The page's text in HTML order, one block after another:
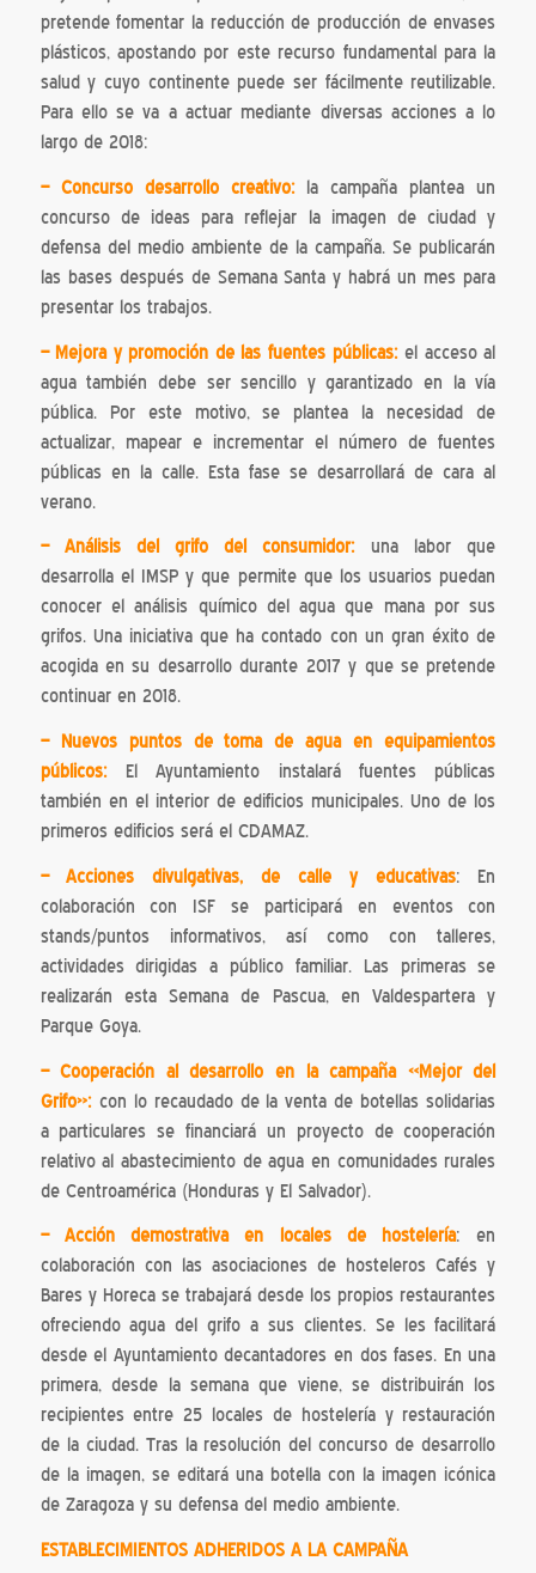
pretende fomentar la reducción de producción de envases
plásticos, apostando por este recurso fundamental para la
salud y cuyo continente puede ser fácilmente reutilizable.
Para ello se va a actuar mediante diversas acciones a lo
largo de 2018:
– Concurso desarrollo creativo:la campaña plantea un
concurso de ideas para reflejar la imagen de ciudad y
defensa del medio ambiente de la campaña. Se publicarán
las bases después de Semana Santa y habrá un mes para
presentar los trabajos.
– Mejora y promoción de las fuentes públicas:el acceso al
agua también debe ser sencillo y garantizado en la vía
pública. Por este motivo, se plantea la necesidad de
actualizar, mapear e incrementar el número de fuentes
públicas en la calle. Esta fase se desarrollará de cara al
verano.
– Análisis del grifo del consumidor:
una labor que
desarrolla el IMSP y que permite que los usuarios puedan
conocer el análisis químico del agua que mana por sus
grifos. Una iniciativa que ha contado con un gran éxito de
acogida en su desarrollo durante 2017 y que se pretende
continuar en 2018.
– Nuevos puntos de toma de agua en equipamientos
públicos:El Ayuntamiento instalará fuentes públicas
también en el interior de edificios municipales. Uno de los
primeros edificios será el CDAMAZ.
– Acciones divulgativas, de calle y educativas: En
colaboración con ISF se participará en eventos con
stands/puntos informativos, así como con talleres,
actividades dirigidas a público familiar. Las primeras se
realizarán esta Semana de Pascua, en Valdespartera y
Parque Goya.
– Cooperación al desarrollo en la campaña «Mejor del
Grifo»:con lo recaudado de la venta de botellas solidarias
a particulares se financiará un proyecto de cooperación
relativo al abastecimiento de agua en comunidades rurales
de Centroamérica (Honduras y El Salvador).
– Acción demostrativa en locales de hostelería: en
colaboración con las asociaciones de hosteleros Cafés y
Bares y Horeca se trabajará desde los propios restaurantes
ofreciendo agua del grifo a sus clientes. Se les facilitará
desde el Ayuntamiento decantadores en dos fases. En una
primera, desde la semana que viene, se distribuirán los
recipientes entre 25 locales de hostelería y restauración
de la ciudad. Tras la resolución del concurso de desarrollo
de la imagen, se editará una botella con la imagen icónica
de Zaragoza y su defensa del medio ambiente.
ESTABLECIMIENTOS ADHERIDOS A LA CAMPAÑA